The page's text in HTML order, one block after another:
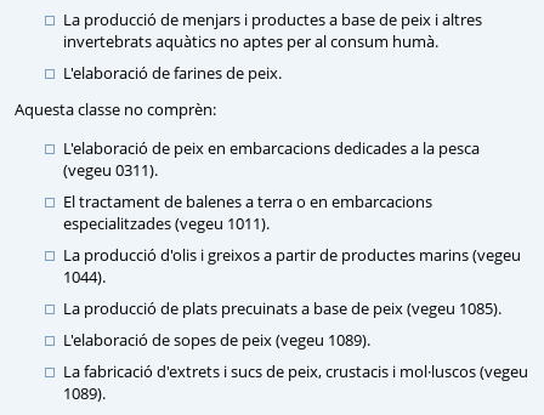
La producció de menjars i productes a base de peix i altres
invertebrats aquàtics no aptes per al consum humà.
L'elaboració de farines de peix.
Aquesta classe no comprèn:
L'elaboració de peix en embarcacions dedicades a la pesca
(vegeu 0311).
El tractament de balenes a terra o en embarcacions
especialitzades (vegeu 1011).
La producció d'olis i greixos a partir de productes marins (vegeu
1044).
La producció de plats precuinats a base de peix (vegeu 1085).
L'elaboració de sopes de peix (vegeu 1089).
La fabricació d'extrets i sucs de peix, crustacis i mol·luscos (vegeu
1089).